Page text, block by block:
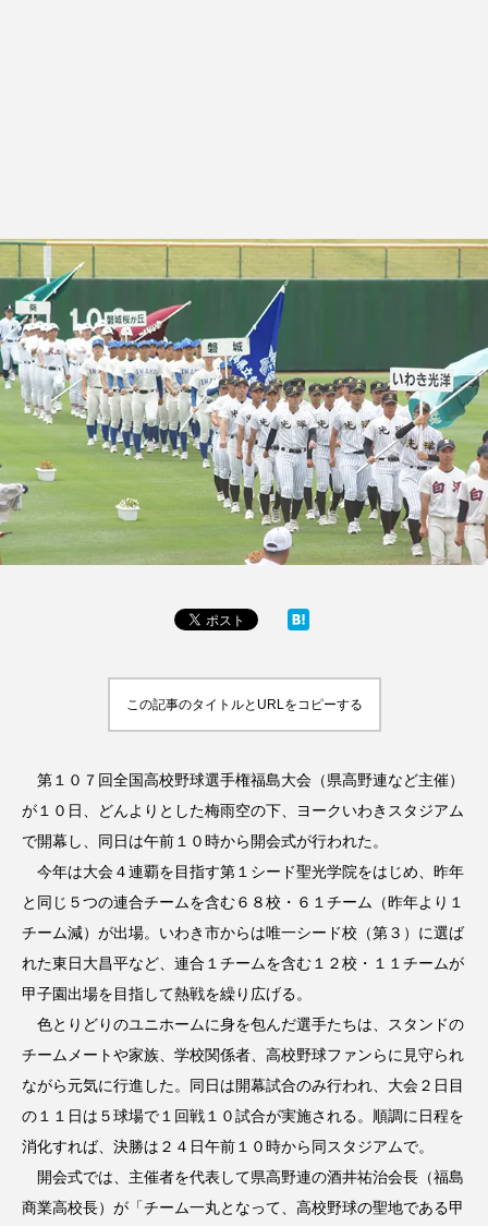
この記事のタイトルとURLをコピーする
第１０７回全国高校野球選手権福島大会（県高野連など主催）
が１０日、どんよりとした梅雨空の下、ヨークいわきスタジアム
で開幕し、同日は午前１０時から開会式が行われた。
今年は大会４連覇を目指す第１シード聖光学院をはじめ、昨年
と同じ５つの連合チームを含む６８校・６１チーム（昨年より１
チーム減）が出場。いわき市からは唯一シード校（第３）に選ば
れた東日大昌平など、連合１チームを含む１２校・１１チームが
甲子園出場を目指して熱戦を繰り広げる。
色とりどりのユニホームに身を包んだ選手たちは、スタンドの
チームメートや家族、学校関係者、高校野球ファンらに見守られ
ながら元気に行進した。同日は開幕試合のみ行われ、大会２日目
の１１日は５球場で１回戦１０試合が実施される。順調に日程を
消化すれば、決勝は２４日午前１０時から同スタジアムで。
開会式では、主催者を代表して県高野連の酒井祐治会長（福島
商業高校長）が「チーム一丸となって、高校野球の聖地である甲